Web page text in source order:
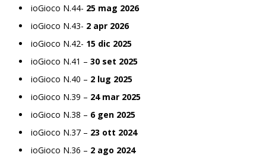
ioGioco N.44- 25 mag 2026
ioGioco N.43- 2 apr 2026
ioGioco N.42- 15 dic 2025
ioGioco N.41 – 30 set 2025
ioGioco N.40 – 2 lug 2025
ioGioco N.39 – 24 mar 2025
ioGioco N.38 – 6 gen 2025
ioGioco N.37 – 23 ott 2024
ioGioco N.36 – 2 ago 2024